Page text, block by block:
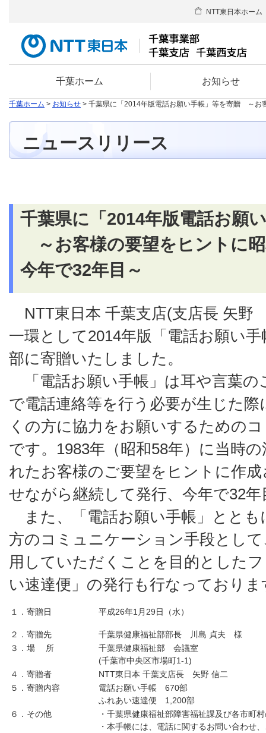
千葉ホーム お知らせ
NTT東日本ホーム
千葉ホーム > お知らせ > 千葉県に「2014年版電話お願い手帳」等を寄贈 ～お
ニュースリリース
千葉県に「2014年版電話お願
～お客様の要望をヒントに
今年で32年目～
NTT東日本 千葉支店(支店長 矢野
一環として2014年版「電話お願い
部に寄贈いたしました。
「電話お願い手帳」は耳や言葉の
で電話連絡等を行う必要が生じた
くの方に協力をお願いするための
です。1983年（昭和58年）に当時
れたお客様のご要望をヒントに作
せながら継続して発行、今年で32
また、「電話お願い手帳」ととも
方のコミュニケーション手段とし
用していただくことを目的とした
い速達便」の発行も行なっておりま
１．寄贈日 平成26年1月29日（水）
２．寄贈先
千葉県健康福祉部部長 川島 貞夫 様
３．場 所
千葉県健康福祉部 会議室
(千葉市中央区市場町1-1)
４．寄贈者
NTT東日本 千葉支店長 矢野 信二
５．寄贈内容
電話お願い手帳 670部
ふれあい速達便 1,200部
６．その他
・ 千葉県健康福祉部障害福祉課及び各市町
・ 本手帳には、電話に関するお問い合わせ